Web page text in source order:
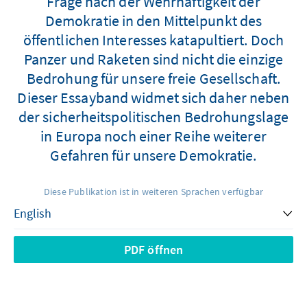
Demokratie in den Mittelpunkt des
öffentlichen Interesses katapultiert. Doch
Panzer und Raketen sind nicht die einzige
Bedrohung für unsere freie Gesellschaft.
Dieser Essayband widmet sich daher neben
der sicherheitspolitischen Bedrohungslage
in Europa noch einer Reihe weiterer
Gefahren für unsere Demokratie.
Diese Publikation ist in weiteren Sprachen verfügbar
PDF öffnen